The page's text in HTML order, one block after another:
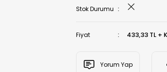
Stok Durumu
Fiyat 433,33 TL +
Yorum Yap